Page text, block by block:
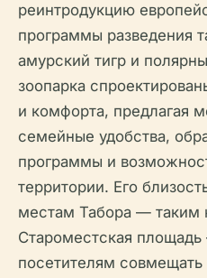
реинтродукцию
программы разведения
амурский тигр и
зоопарка
и комфорта, предлагая
семейные удобства,
программы и
территории. Его
местам Табора — таким
Староместская
посетителям совмещать